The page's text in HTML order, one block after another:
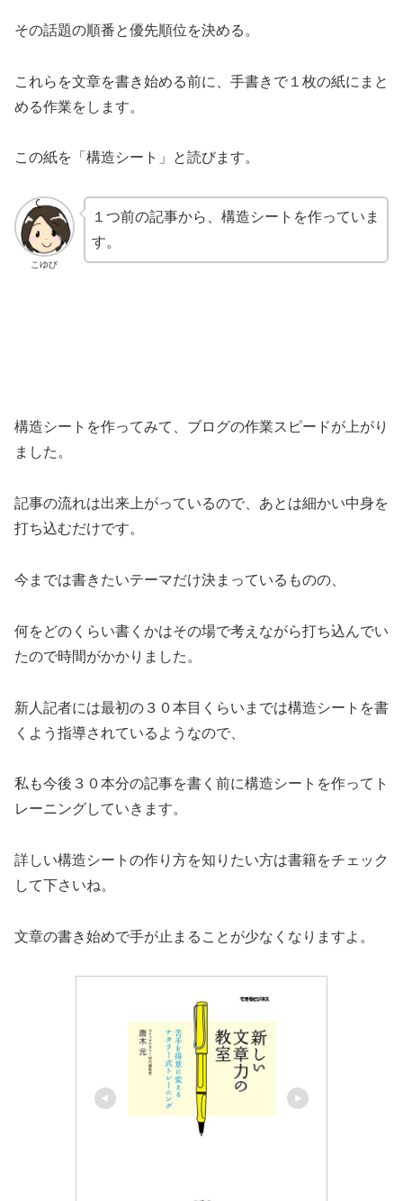
その話題の順番と優先順位を決める。
これらを文章を書き始める前に、手書きで１枚の紙にまと
める作業をします。
この紙を「構造シート」と読びます。
こゆび
１つ前の記事から、構造シートを作っていま
す。
構造シートを作ってみて、ブログの作業スピードが上がり
ました。
記事の流れは出来上がっているので、あとは細かい中身を
打ち込むだけです。
今までは書きたいテーマだけ決まっているものの、
何をどのくらい書くかはその場で考えながら打ち込んでい
たので時間がかかりました。
新人記者には最初の３０本目くらいまでは構造シートを書
くよう指導されているようなので、
私も今後３０本分の記事を書く前に構造シートを作ってト
レーニングしていきます。
詳しい構造シートの作り方を知りたい方は書籍をチェック
して下さいね。
文章の書き始めで手が止まることが少なくなりますよ。